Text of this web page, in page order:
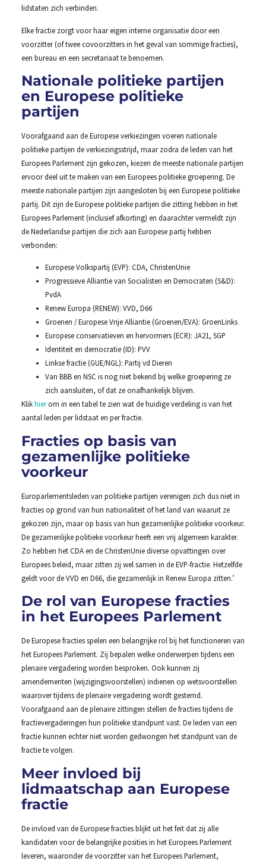
lidstaten zich verbinden.
Elke fractie zorgt voor haar eigen interne organisatie door een
voorzitter (of twee covoorzitters in het geval van sommige fracties),
een bureau en een secretariaat te benoemen.
Nationale politieke partijen
en Europese politieke
partijen
Voorafgaand aan de Europese verkiezingen voeren nationale
politieke partijen de verkiezingsstrijd, maar zodra de leden van het
Europees Parlement zijn gekozen, kiezen de meeste nationale partijen
ervoor deel uit te maken van een Europees politieke groepering. De
meeste nationale partijen zijn aangesloten bij een Europese politieke
partij. Dit zijn de Europese politieke partijen die zitting hebben in het
Europees Parlement (inclusief afkorting) en daarachter vermeldt zijn
de Nederlandse partijen die zich aan Europese partij hebben
verbonden:
Europese Volkspartij (EVP): CDA, ChristenUnie
Progressieve Alliantie van Socialisten en Democraten (S&D):
PvdA
Renew Europa (RENEW): VVD, D66
Groenen / Europese Vrije Alliantie (Groenen/EVA): GroenLinks
Europese conservatieven en hervormers (ECR): JA21, SGP
Identiteit en democratie (ID): PVV
Linkse fractie (GUE/NGL): Partij vd Dieren
Van BBB en NSC is nog niet bekend bij welke groepering ze
zich aansluiten, of dat ze onafhankelijk blijven.
Klikhierom in een tabel te zien wat de huidige verdeling is van het
aantal leden per lidstaat en per fractie.
Fracties op basis van
gezamenlijke politieke
voorkeur
Europarlementsleden van politieke partijen verenigen zich dus niet in
fracties op grond van hun nationaliteit of het land van waaruit ze
gekozen zijn, maar op basis van hun gezamenlijke politieke voorkeur.
De gezamenlijke politieke voorkeur heeft een vrij algemeen karakter.
Zo hebben het CDA en de ChristenUnie diverse opvattingen over
Europees beleid, maar zitten zij wel samen in de EVP-fractie. Hetzelfde
geldt voor de VVD en D66, die gezamenlijk in Renew Europa zitten.’
De rol van Europese fracties
in het Europees Parlement
De Europese fracties spelen een belangrijke rol bij het functioneren van
het Europees Parlement. Zij bepalen welke onderwerpen tijdens een
plenaire vergadering worden besproken. Ook kunnen zij
amendementen (wijzigingsvoorstellen) indienen op wetsvoorstellen
waarover tijdens de plenaire vergadering wordt gestemd.
Voorafgaand aan de plenaire zittingen stellen de fracties tijdens de
fractievergaderingen hun politieke standpunt vast. De leden van een
fractie kunnen echter niet worden gedwongen het standpunt van de
fractie te volgen.
Meer invloed bij
lidmaatschap aan Europese
fractie
De invloed van de Europese fracties blijkt uit het feit dat zij alle
kandidaten voor de belangrijke posities in het Europees Parlement
leveren, waaronder de voorzitter van het Europees Parlement,